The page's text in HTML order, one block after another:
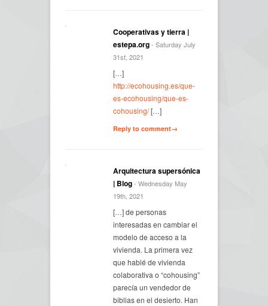
Cooperativas y tierra |
estepa.org- Saturday July
31st, 2021
[…]
http://ecohousing.es/que-
es-ecohousing/que-es-
cohousing/[…]
Reply to comment→
Arquitectura supersónica
| Blog- Wednesday May
19th, 2021
[…] de personas
interesadas en cambiar el
modelo de acceso a la
vivienda. La primera vez
que hablé de vivienda
colaborativa o “cohousing”
parecía un vendedor de
biblias en el desierto. Han